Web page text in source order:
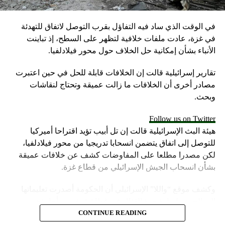
في الوقت الذي ساد فيه التفاؤل بقرب التوصل لاتفاق للتهدئة
في غزة، عادت ملفات خلافية لتظهر على السطح، إذ تباينت
الأنباء بشأن إمكانية حل الخلاف حول محور فيلادلفيا.
تقارير إسرائيلية قالت إن الخلافات قابلة للحل في حين اعتبرت
مصادر أخرى أن الخلافات ما زالت عميقة وتحتاج لنقاشات
وبحث.
Follow us on Twitter
هيئة البث الإسرائيلية قالت إن تل أبيب تؤيد اقتراحا أميركيا
للتوصل إلى اتفاق يتضمن انسحابا تدريجيا من محور فيلادلفيا،
لكن مصدرا مطلعا على المفاوضات كشف عن خلافات عميقة
بشأن انسحاب الجيش الإسرائيلي من قطاع غزة.
موقف إسرائيل في محادثات الهدنة.
CONTINUE READING